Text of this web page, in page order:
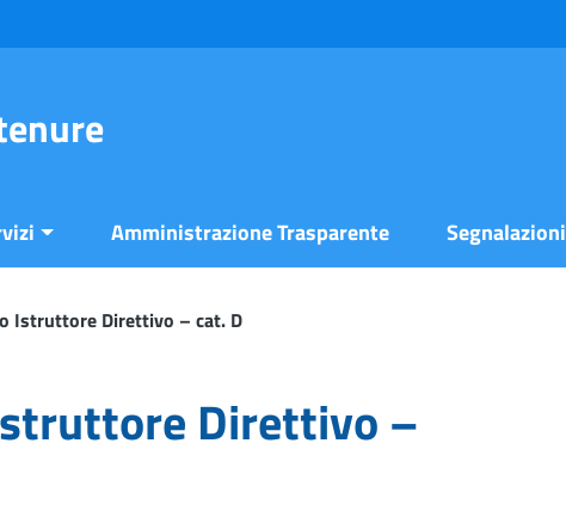
Amministrazione Trasparente Segnalazioni
Istruttore Direttivo – cat. D
Direttivo –